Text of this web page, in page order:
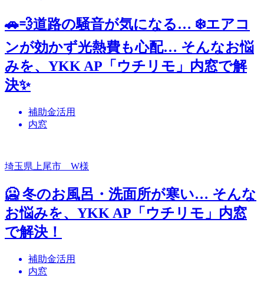
🚗💨道路の騒音が気になる… ❄️エアコ
ンが効かず光熱費も心配… そんなお悩
みを、YKK AP「ウチリモ」内窓で解
決✨
補助金活用
内窓
埼玉県上尾市 W様
🥶 冬のお風呂・洗面所が寒い… そんな
お悩みを、YKK AP「ウチリモ」内窓
で解決！
補助金活用
内窓